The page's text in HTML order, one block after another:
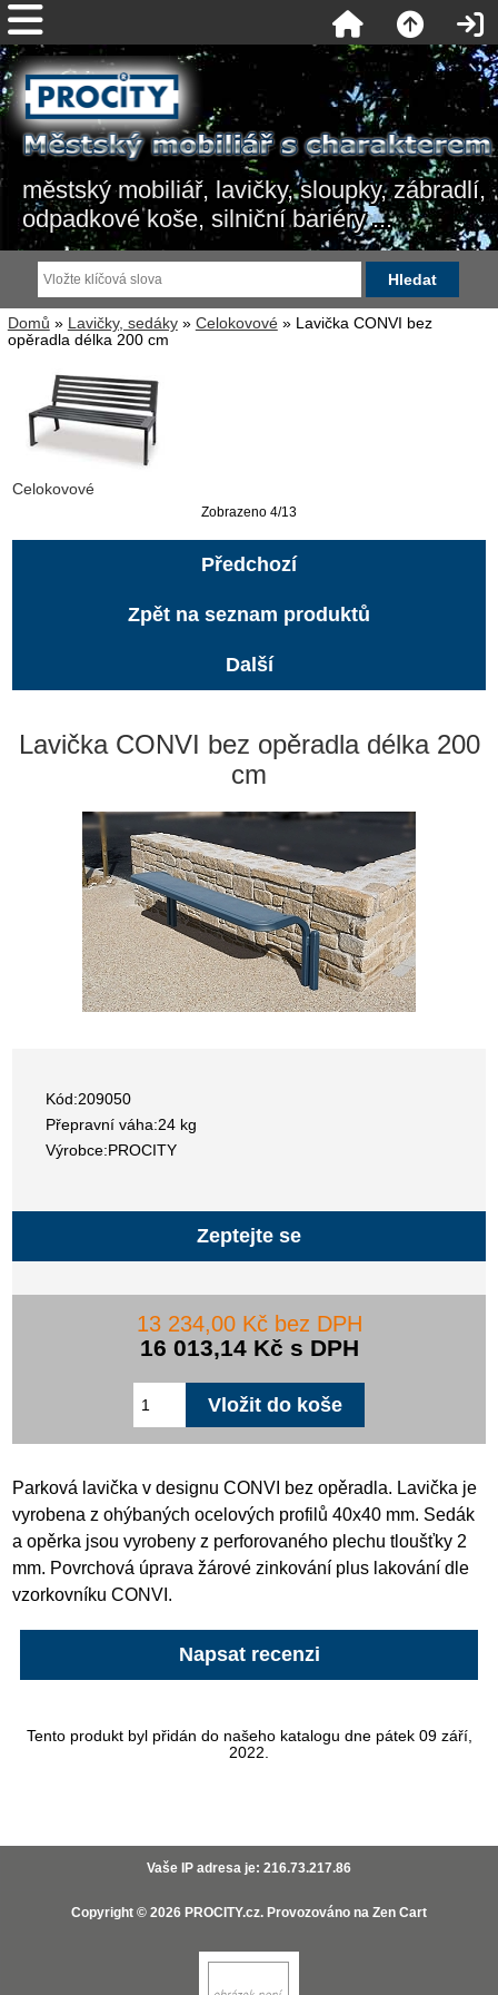
městský mobiliář, lavičky, sloupky, zábradlí,
odpadkové koše, silniční bariéry ...
Domů » Lavičky, sedáky» Celokovové» Lavička CONVI bez
opěradla délka 200 cm
Celokovové
Zobrazeno 4/13
Předchozí
Zpět na seznam produktů
Další
Lavička CONVI bez opěradla délka 200
cm
Kód:209050
Přepravní váha:24 kg
Výrobce:PROCITY
Zeptejte se
13 234,00 Kč bez DPH
16 013,14 Kč s DPH
Parková lavička v designu CONVI bez opěradla. Lavička je
vyrobena z ohýbaných ocelových profilů 40x40 mm. Sedák
a opěrka jsou vyrobeny z perforovaného plechu tloušťky 2
mm. Povrchová úprava žárové zinkování plus lakování dle
vzorkovníku CONVI.
Napsat recenzi
Tento produkt byl přidán do našeho katalogu dne pátek 09 září,
2022.
Vaše IP adresa je: 216.73.217.86
Copyright © 2026 PROCITY.cz. Provozováno na Zen Cart